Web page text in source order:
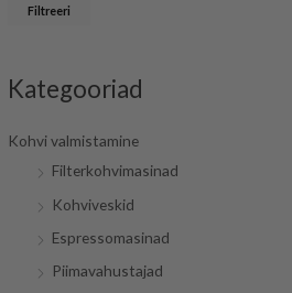
Filtreeri
Kategooriad
Kohvi valmistamine
Filterkohvimasinad
Kohviveskid
Espressomasinad
Piimavahustajad